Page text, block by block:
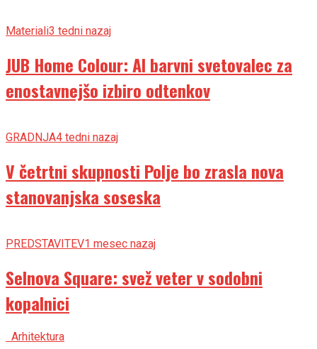
Materiali3 tedni nazaj
JUB Home Colour: AI barvni svetovalec za
enostavnejšo izbiro odtenkov
GRADNJA4 tedni nazaj
V četrtni skupnosti Polje bo zrasla nova
stanovanjska soseska
PREDSTAVITEV1 mesec nazaj
Selnova Square: svež veter v sodobni
kopalnici
Arhitektura